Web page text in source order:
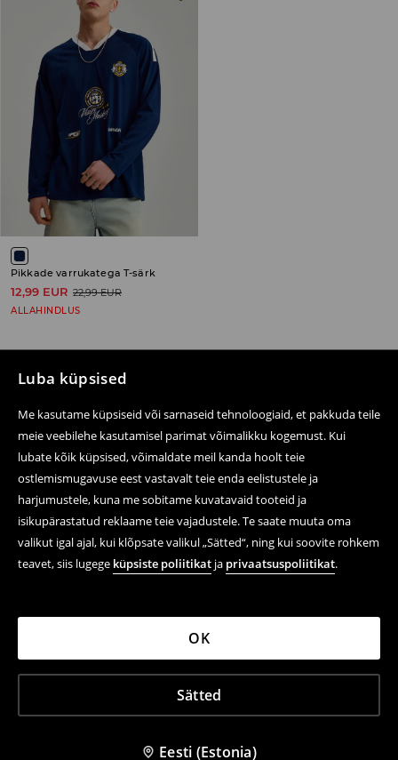
Luba küpsised
Me kasutame küpsiseid või sarnaseid tehnoloogiaid, et pakkuda teile
meie veebilehe kasutamisel parimat võimalikku kogemust. Kui
lubate kõik küpsised, võimaldate meil kanda hoolt teie
ostlemismugavuse eest vastavalt teie enda eelistustele ja
harjumustele, kuna me sobitame kuvatavaid tooteid ja
isikupärastatud reklaame teie vajadustele. Te saate muuta oma
valikut igal ajal, kui klõpsate valikul „Sätted“, ning kui soovite rohkem
teavet, siis lugege küpsiste poliitikat ja privaatsuspoliitikat.
Sätted
OK
Eesti (Estonia)
Pikkade varrukatega T-särk
12,99 EUR 22,99 EUR
ALLAHINDLUS
Järgne meile
Abi ja kontakt
E-poest ostmine
Tagastamine ja tühistamine
LPP Estonia OÜ (reg. 10813224), Tartu mnt 80D, 10112
Tallinn, Estonia